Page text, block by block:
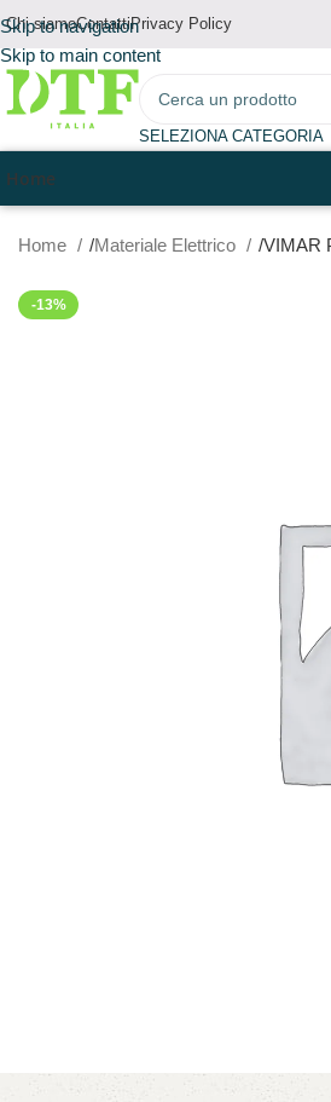
Skip to navigation
Skip to main content
Chi siamoContattiPrivacy Policy
SELEZIONA CATEGORIA
Home
Home Materiale Elettrico VIMAR
-13%